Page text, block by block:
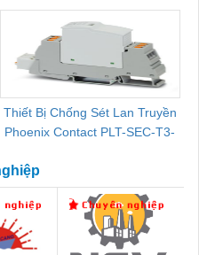
Thiết Bị Chống Sét Lan Truyền
Phoenix Contact PLT-SEC-T3-